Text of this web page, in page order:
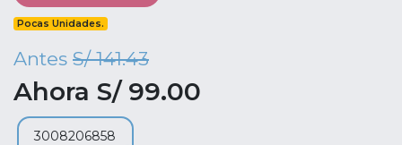
Pocas Unidades.
Antes S/ 141.43
Ahora S/ 99.00
3008206858